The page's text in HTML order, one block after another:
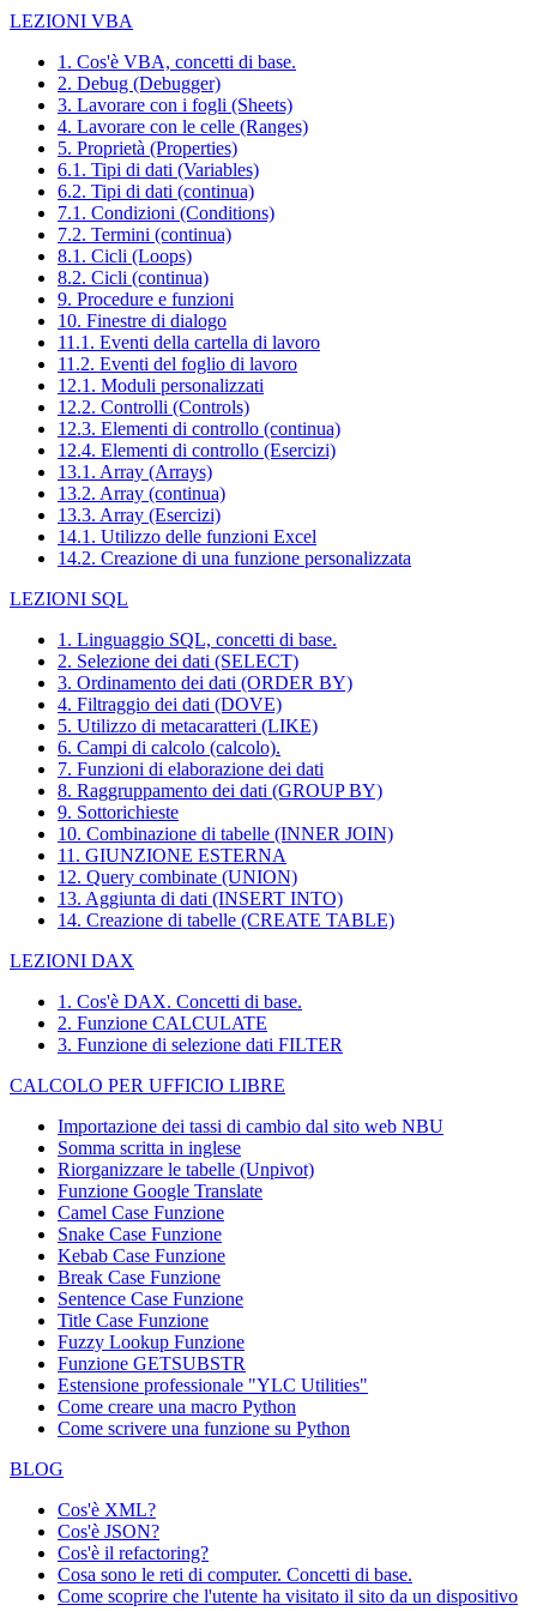
LEZIONI VBA
1. Cos'è VBA, concetti di base.
2. Debug (Debugger)
3. Lavorare con i fogli (Sheets)
4. Lavorare con le celle (Ranges)
5. Proprietà (Properties)
6.1. Tipi di dati (Variables)
6.2. Tipi di dati (continua)
7.1. Condizioni (Conditions)
7.2. Termini (continua)
8.1. Cicli (Loops)
8.2. Cicli (continua)
9. Procedure e funzioni
10. Finestre di dialogo
11.1. Eventi della cartella di lavoro
11.2. Eventi del foglio di lavoro
12.1. Moduli personalizzati
12.2. Controlli (Controls)
12.3. Elementi di controllo (continua)
12.4. Elementi di controllo (Esercizi)
13.1. Array (Arrays)
13.2. Array (continua)
13.3. Array (Esercizi)
14.1. Utilizzo delle funzioni Excel
14.2. Creazione di una funzione personalizzata
LEZIONI SQL
1. Linguaggio SQL, concetti di base.
2. Selezione dei dati (SELECT)
3. Ordinamento dei dati (ORDER BY)
4. Filtraggio dei dati (DOVE)
5. Utilizzo di metacaratteri (LIKE)
6. Campi di calcolo (calcolo).
7. Funzioni di elaborazione dei dati
8. Raggruppamento dei dati (GROUP BY)
9. Sottorichieste
10. Combinazione di tabelle (INNER JOIN)
11. GIUNZIONE ESTERNA
12. Query combinate (UNION)
13. Aggiunta di dati (INSERT INTO)
14. Creazione di tabelle (CREATE TABLE)
LEZIONI DAX
1. Cos'è DAX. Concetti di base.
2. Funzione CALCULATE
3. Funzione di selezione dati FILTER
CALCOLO PER UFFICIO LIBRE
Importazione dei tassi di cambio dal sito web NBU
Somma scritta in inglese
Riorganizzare le tabelle (Unpivot)
Funzione Google Translate
Camel Case Funzione
Snake Case Funzione
Kebab Case Funzione
Break Case Funzione
Sentence Case Funzione
Title Case Funzione
Fuzzy Lookup Funzione
Funzione GETSUBSTR
Estensione professionale "YLC Utilities"
Come creare una macro Python
Come scrivere una funzione su Python
BLOG
Cos'è XML?
Cos'è JSON?
Cos'è il refactoring?
Cosa sono le reti di computer. Concetti di base.
Come scoprire che l'utente ha visitato il sito da un dispositivo